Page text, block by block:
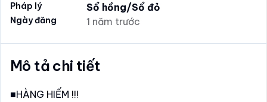
Pháp lý Sổ hồng/Sổ đỏ
Ngày đăng 1 năm trước
Mô tả chi tiết
■HÀNG HIẾM !!!